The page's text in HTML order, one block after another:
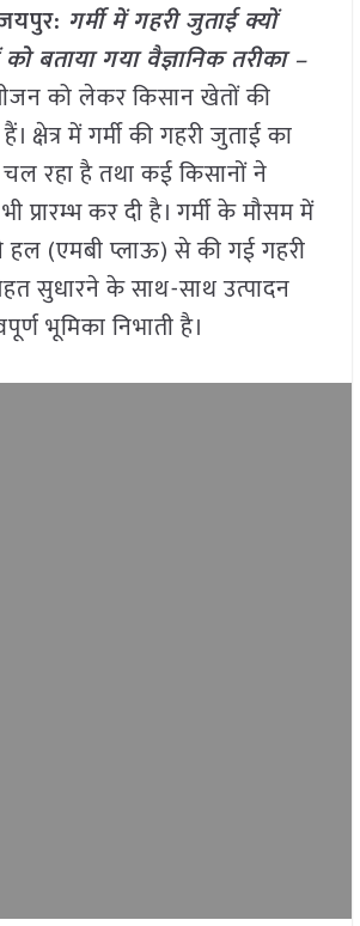
गर्मी में गहरी जुताई क्यों
बताया गया वैज्ञानिक तरीका –
को लेकर किसान खेतों की
क्षेत्र में गर्मी की गहरी जुताई का
रहा है तथा कई किसानों ने
प्रारम्भ कर दी है। गर्मी के मौसम में
हल (एमबी प्लाऊ) से की गई गहरी
सुधारने के साथ-साथ उत्पादन
भूमिका निभाती है।